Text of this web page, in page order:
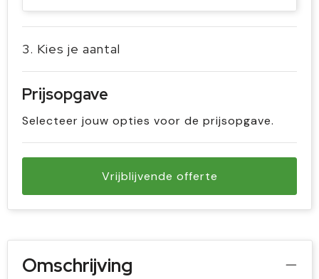
3. Kies je aantal
Prijsopgave
Selecteer jouw opties voor de prijsopgave.
Vrijblijvende offerte
Omschrijving